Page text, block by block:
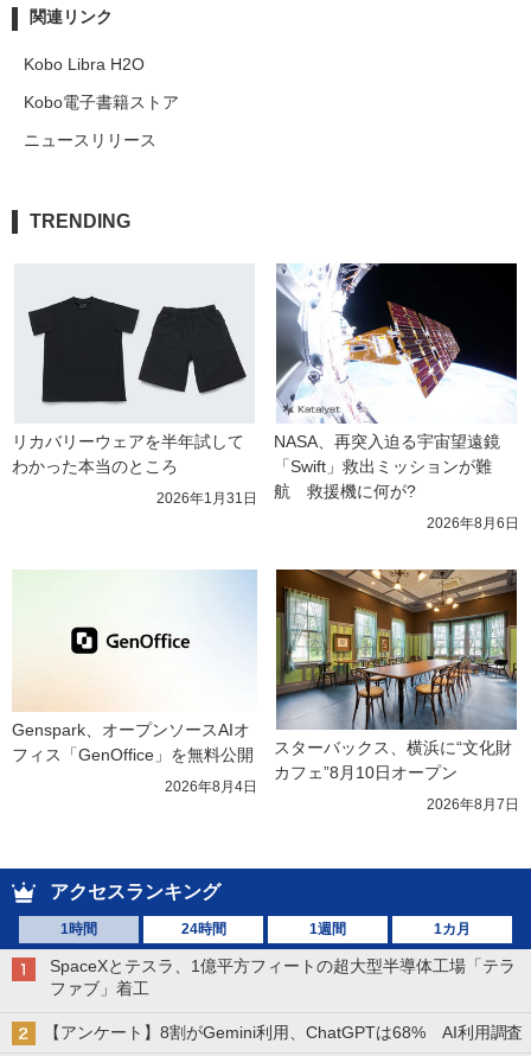
関連リンク
Kobo Libra H2O
Kobo電子書籍ストア
ニュースリリース
TRENDING
リカバリーウェアを半年試して
わかった本当のところ
2026年1月31日
NASA、再突入迫る宇宙望遠鏡
「Swift」救出ミッションが難
航　救援機に何が?
2026年8月6日
Genspark、オープンソースAIオ
フィス「GenOffice」を無料公開
2026年8月4日
スターバックス、横浜に“文化財
カフェ”8月10日オープン
2026年8月7日
アクセスランキング
1時間 24時間 1週間 1カ月
SpaceXとテスラ、1億平方フィートの超大型半導体工場「テラ
ファブ」着工
【アンケート】8割がGemini利用、ChatGPTは68% AI利用調査